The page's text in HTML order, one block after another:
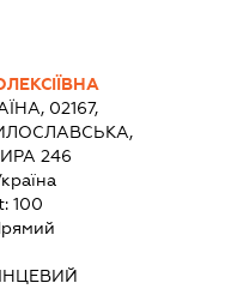
02167,
246
100